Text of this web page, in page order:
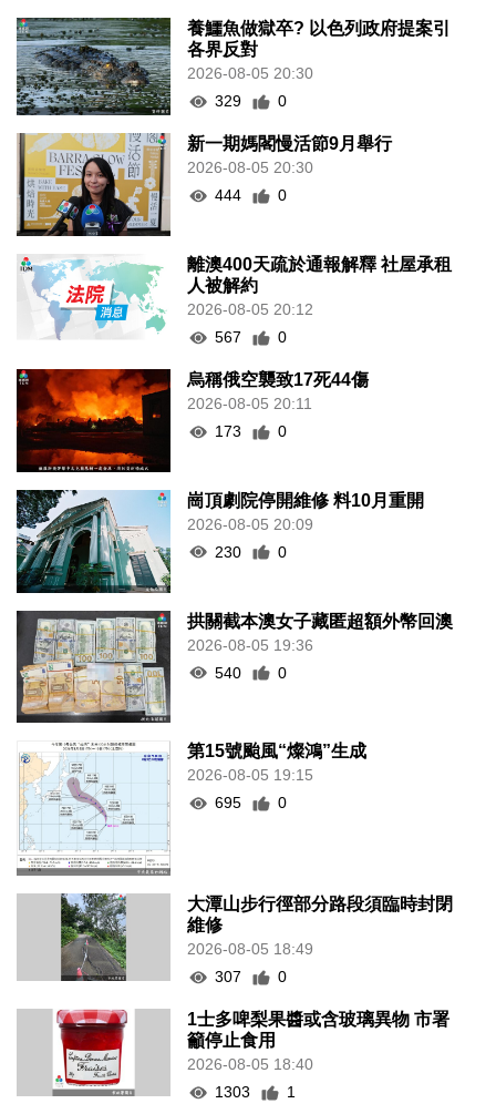
養鱷魚做獄卒? 以色列政府提案引
各界反對
2026-08-05 20:30
329
0
新一期媽閣慢活節9月舉行
2026-08-05 20:30
444
0
離澳400天疏於通報解釋 社屋承租
人被解約
2026-08-05 20:12
567
0
烏稱俄空襲致17死44傷
2026-08-05 20:11
173
0
崗頂劇院停開維修 料10月重開
2026-08-05 20:09
230
0
拱關截本澳女子藏匿超額外幣回澳
2026-08-05 19:36
540
0
第15號颱風“燦鴻”生成
2026-08-05 19:15
695
0
大潭山步行徑部分路段須臨時封閉
維修
2026-08-05 18:49
307
0
1士多啤梨果醬或含玻璃異物 市署
籲停止食用
2026-08-05 18:40
1303
1